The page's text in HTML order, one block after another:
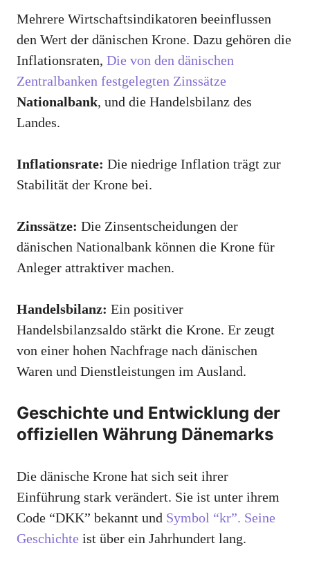
Mehrere Wirtschaftsindikatoren beeinflussen
den Wert der dänischen Krone. Dazu gehören die
Inflationsraten, Die von den dänischen
Zentralbanken festgelegten Zinssätze
Nationalbank, und die Handelsbilanz des
Landes.
Inflationsrate: Die niedrige Inflation trägt zur
Stabilität der Krone bei.
Zinssätze: Die Zinsentscheidungen der
dänischen Nationalbank können die Krone für
Anleger attraktiver machen.
Handelsbilanz: Ein positiver
Handelsbilanzsaldo stärkt die Krone. Er zeugt
von einer hohen Nachfrage nach dänischen
Waren und Dienstleistungen im Ausland.
Geschichte und Entwicklung der
offiziellen Währung Dänemarks
Die dänische Krone hat sich seit ihrer
Einführung stark verändert. Sie ist unter ihrem
Code “DKK” bekannt und Symbol “kr”. Seine
Geschichte ist über ein Jahrhundert lang.